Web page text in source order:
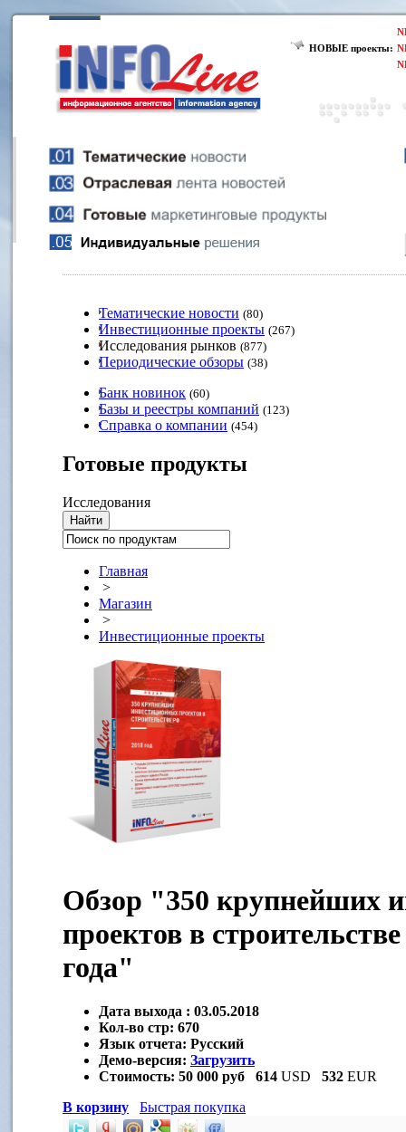
НОВЫЕ проекты:
Тематические новости (80)
Инвестиционные проекты (267)
Исследования рынков (877)
Периодические обзоры (38)
Банк новинок (60)
Базы и реестры компаний (123)
Справка о компании (454)
Готовые продукты
Исследования
Главная
>
Магазин
>
Инвестиционные проекты
Обзор "350 крупнейших
проектов в
года"
Дата выхода : 03.05.2018
Кол-во стр: 670
Язык отчета: Русский
Демо-версия: Загрузить
Стоимость: 50 000 руб 614 USD 532 EUR
В корзину
Быстрая покупка